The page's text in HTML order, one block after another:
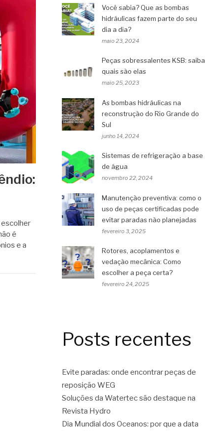
é
e a
Você sabia? Que as bombas
hidráulicas fazem parte do seu
dia a dia?
maio 23, 2024
Peças sobressalentes KSB: saiba
quais são elas
maio 25, 2023
As bombas hidráulicas na
reconstrução do Rio Grande do
Sul
junho 14, 2024
Sistemas de refrigeração a base
de água
novembro 22, 2024
Manutenção preventiva: como o
uso de peças certificadas pode
evitar paradas não planejadas
fevereiro 3, 2025
Rotores, acoplamentos e
vedação mecânica: Como
escolher a peça certa?
fevereiro 24, 2025
Posts recentes
Evite paradas: onde encontrar peças de
reposição WEG
Soluções da Watertec são destaque na
Revista Hydro
Dia Mundial dos Oceanos: por que a data